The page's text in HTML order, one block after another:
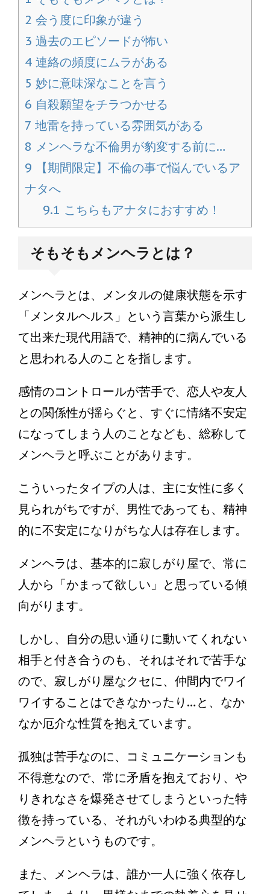
2 会う度に印象が違う
3 過去のエピソードが怖い
4 連絡の頻度にムラがある
5 妙に意味深なことを言う
6 自殺願望をチラつかせる
7 地雷を持っている雰囲気がある
8 メンヘラな不倫男が豹変する前に…
9 【期間限定】不倫の事で悩んでいるア
ナタへ
9.1 こちらもアナタにおすすめ！
そもそもメンヘラとは？
メンヘラとは、メンタルの健康状態を示す
「メンタルヘルス」という言葉から派生し
て出来た現代用語で、精神的に病んでいる
と思われる人のことを指します。
感情のコントロールが苦手で、恋人や友人
との関係性が揺らぐと、すぐに情緒不安定
になってしまう人のことなども、総称して
メンヘラと呼ぶことがあります。
こういったタイプの人は、主に女性に多く
見られがちですが、男性であっても、精神
的に不安定になりがちな人は存在します。
メンヘラは、基本的に寂しがり屋で、常に
人から「かまって欲しい」と思っている傾
向がります。
しかし、自分の思い通りに動いてくれない
相手と付き合うのも、それはそれで苦手な
ので、寂しがり屋なクセに、仲間内でワイ
ワイすることはできなかったり…と、なか
なか厄介な性質を抱えています。
孤独は苦手なのに、コミュニケーションも
不得意なので、常に矛盾を抱えており、や
りきれなさを爆発させてしまうといった特
徴を持っている、それがいわゆる典型的な
メンヘラというものです。
また、メンヘラは、誰か一人に強く依存し